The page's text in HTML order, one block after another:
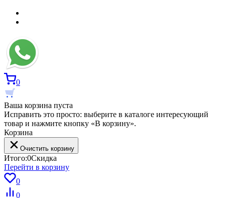
0
Ваша корзина пуста
Исправить это просто: выберите в каталоге интересующий
товар и нажмите кнопку «В корзину».
Корзина
Очистить корзину
Итого:0Скидка
Перейти в корзину
0
0